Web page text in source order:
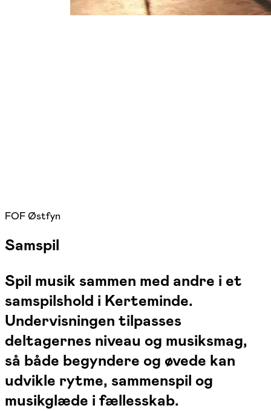
FOF Østfyn
Samspil
Spil musik sammen med andre i et
samspilshold i Kerteminde.
Undervisningen tilpasses
deltagernes niveau og musiksmag,
så både begyndere og øvede kan
udvikle rytme, sammenspil og
musikglæde i fællesskab.